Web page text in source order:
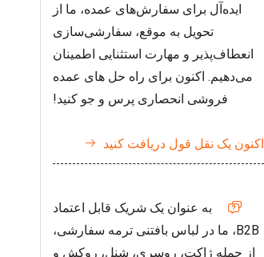
ایده‌آل برای سفارش‌های عمده، ما از
تحویل به موقع، سفارشی‌سازی
انعطاف‌پذیر و مهارت استثنایی اطمینان
می‌دهیم. اکنون برای راه حل های عمده
فروشی انحصاری پرس و جو کنید!
اکنون یک نقل قول دریافت کنید 

به عنوان یک شریک قابل اعتماد
B2B، ما در لباس بافتنی ترمه سفارشی،
از جمله ژاکت، روسری، شنل، روکش و